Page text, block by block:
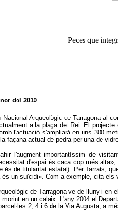
Peces que
del 2010
Arqueològic de Tarragona al
a la plaça del Rei. El
l'actuació s'ampliarà en uns 300
façana actual de pedra per una de
l'augment importantíssim de
d'espai és cada cop més
és de titularitat estatal). Per Tarrats,
un suïcidi». Com a exemple, cita
de Tarragona ve de lluny i
en un calaix. L'any 2004 el
2, 4 i 6 de la Via Augusta, a